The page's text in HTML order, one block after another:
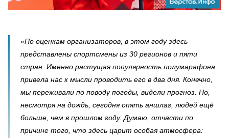
«По оценкам организаторов, в этом году здесь
представлены спортсмены из 30 регионов и пяти
стран. Именно растущая популярность полумарафона
привела нас к мысли проводить его в два дня. Конечно,
мы переживали по поводу погоды, видели прогноз. Но,
несмотря на дождь, сегодня опять аншлаг, людей ещё
больше, чем в прошлом году. Думаю, отчасти по
причине того, что здесь царит особая атмосфера: